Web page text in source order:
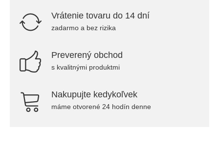
Vrátenie tovaru do 14 dní
zadarmo a bez rizika
Preverený obchod
s kvalitnými produktmi
Nakupujte kedykoľvek
máme otvorené 24 hodín denne